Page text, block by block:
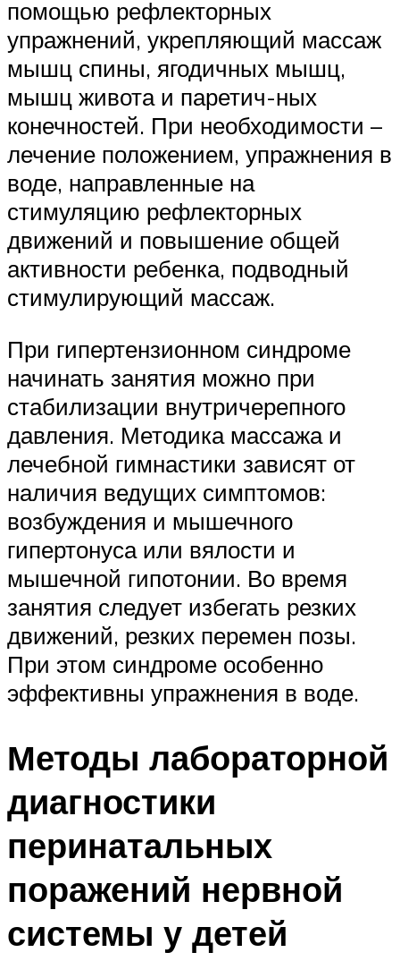
помощью рефлекторных
упражнений, укреп­ляющий массаж
мышц спины, ягодичных мышц,
мышц живота и паретич-ных
конечностей. При необходимости –
лечение положением, упраж­нения в
воде, направленные на
стимуляцию рефлекторных
движений и повышение общей
активности ребенка, подводный
стимулирующий массаж.
При гипертензионном синдроме
начи­нать занятия можно при
стабилизации внутричерепного
давления. Методика массажа и
лечебной гимнастики зависят от
наличия ведущих симптомов:
возбуждения и мышечного
гипертонуса или вялости и
мышечной гипотонии. Во время
занятия следует избегать резких
движений, резких пере­мен позы.
При этом синдроме особенно
эффективны упражнения в воде.
Методы лабораторной
диагностики
перинатальных
поражений нервной
системы у детей